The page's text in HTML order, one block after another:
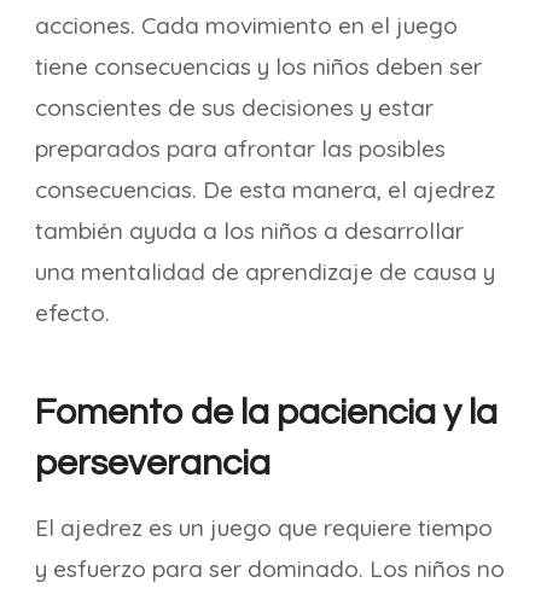
acciones. Cada movimiento en el juego
tiene consecuencias y los niños deben ser
conscientes de sus decisiones y estar
preparados para afrontar las posibles
consecuencias. De esta manera, el ajedrez
también ayuda a los niños a desarrollar
una mentalidad de aprendizaje de causa y
efecto.
Fomento de la paciencia y la
perseverancia
El ajedrez es un juego que requiere tiempo
y esfuerzo para ser dominado. Los niños no